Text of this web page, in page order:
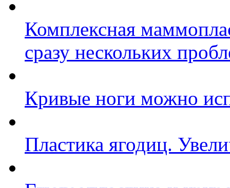
Комплексная
сразу нескольких
Кривые ноги можно
Пластика ягодиц.